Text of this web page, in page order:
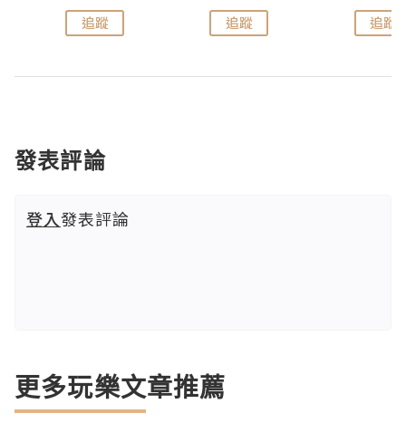
追蹤 追蹤 追蹤
發表評論
登入發表評論
更多玩樂文章推薦